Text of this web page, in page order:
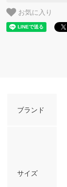
お気に入り
ブランド
サイズ